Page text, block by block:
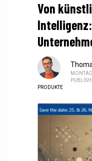
Von
PRODUKTE